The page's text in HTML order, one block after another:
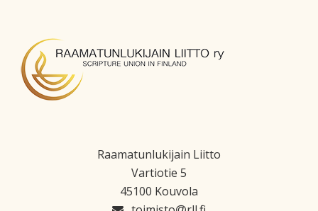
Raamatunlukijain Liitto
Vartiotie 5
45100 Kouvola